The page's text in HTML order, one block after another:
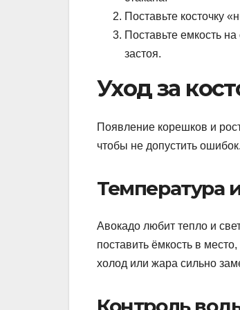
Поставьте косточку
Поставьте емкость
застоя.
Уход за
Появление корешков и
чтобы не допустить ошибок.
Температура
Авокадо любит тепло и
поставить ёмкость в
холод или жара сильно